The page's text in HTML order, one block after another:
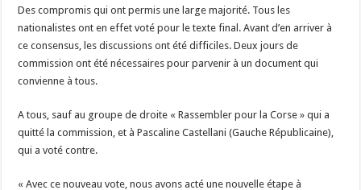
Des compromis qui ont permis une large majorité. Tous les
nationalistes ont en effet voté pour le texte final. Avant d’en arriver à
ce consensus, les discussions ont été difficiles. Deux jours de
commission ont été nécessaires pour parvenir à un document qui
convienne à tous.
A tous, sauf au groupe de droite « Rassembler pour la Corse » qui a
quitté la commission, et à Pascaline Castellani (Gauche Républicaine),
qui a voté contre.
« Avec ce nouveau vote, nous avons acté une nouvelle étape à